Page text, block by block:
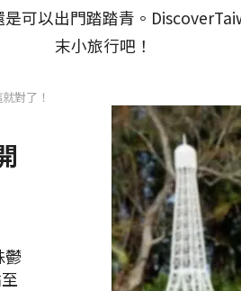
可以出門踏踏青。
末小旅行吧！
對了！
鬱